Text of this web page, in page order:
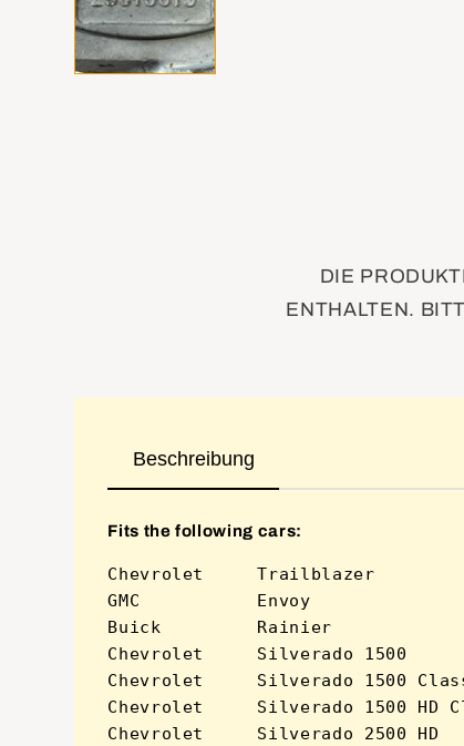
DIE
ENTHALTEN.
Beschreibung
Fits the following cars:
Chevrolet     Trailblazer
GMC           Envoy
Buick         Rainier
Chevrolet     Silverado 1500
Chevrolet     Silverado 1500
Chevrolet     Silverado 1500 HD
Chevrolet     Silverado 2500